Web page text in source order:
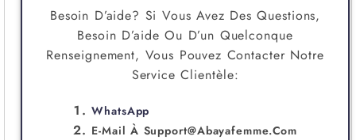
Besoin D’aide? Si Vous Avez Des Questions,
Besoin D’aide Ou D’un Quelconque
Renseignement, Vous Pouvez Contacter Notre
Service Clientèle:
WhatsApp
E-Mail À Support@abayafemme.com